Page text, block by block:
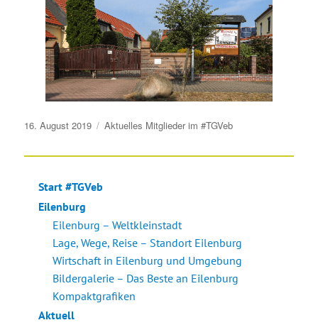
Veröffentlicht
16. August 2019 Aktuelles Mitglieder im #TGVeb
Start #TGVeb
Eilenburg
Eilenburg – Weltkleinstadt
Lage, Wege, Reise – Standort Eilenburg
Wirtschaft in Eilenburg und Umgebung
Bildergalerie – Das Beste an Eilenburg
Kompaktgrafiken
Aktuell